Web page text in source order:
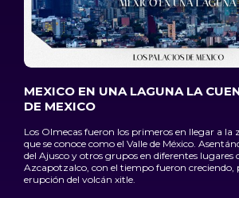
MEXICO EN UNA LAGUNA LA
DE MEXICO
Los Olmecas fueron los primeros en llegar a la
que se conoce como el Valle de México.
del Ajusco y otros grupos en diferentes lugares
Azcapotzalco, con el tiempo fueron creciendo,
erupción del volcán xitle.